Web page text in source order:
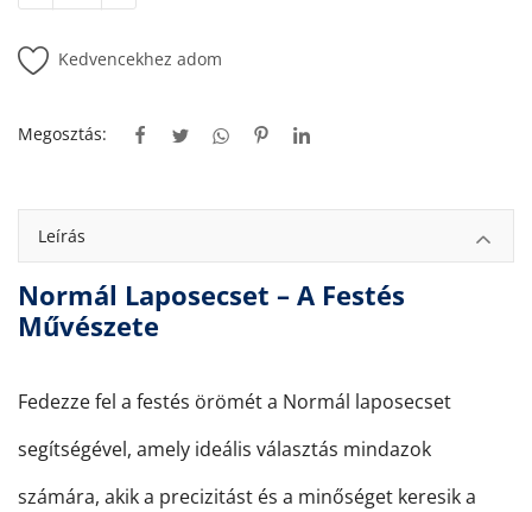
Kedvencekhez adom
Megosztás:
Leírás
Normál Laposecset – A Festés
Művészete
Fedezze fel a festés örömét a Normál laposecset
segítségével, amely ideális választás mindazok
számára, akik a precizitást és a minőséget keresik a